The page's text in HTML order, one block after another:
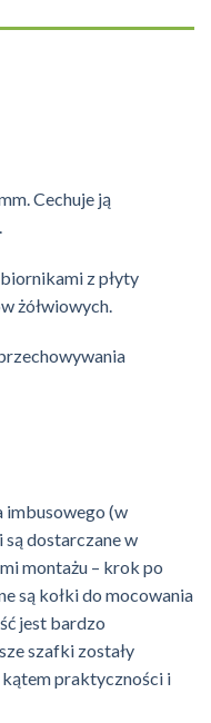
Cechuje ją
z płyty
żółwiowych.
imbusowego (w
dostarczane w
montażu – krok po
są kołki do mocowania
jest bardzo
szafki zostały
praktyczności i